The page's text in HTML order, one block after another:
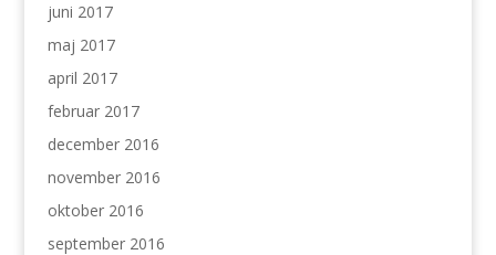
juni 2017
maj 2017
april 2017
februar 2017
december 2016
november 2016
oktober 2016
september 2016